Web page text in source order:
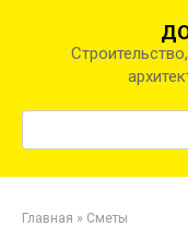
Главная » Сметы